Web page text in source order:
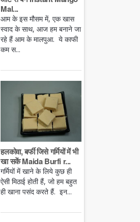
Mal...
आम के इस मौसम में, एक खास
स्वाद के साथ, आज हम बनाने जा
रहे हैं आम के मालपुआ. ये काफी
कम स...
हलकोवा, बर्फी जिसे गर्मियों में भी
खा सकें Maida Burfi r...
गर्मियों में खाने के लिये कुछ ही
ऐसी मिठाई होती हैं, जो हम बहुत
ही खाना पसंद करते हैं. इन...